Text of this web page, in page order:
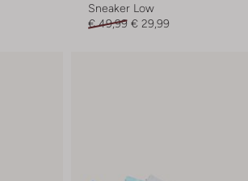
Sneaker Low
€ 49,99 € 29,99